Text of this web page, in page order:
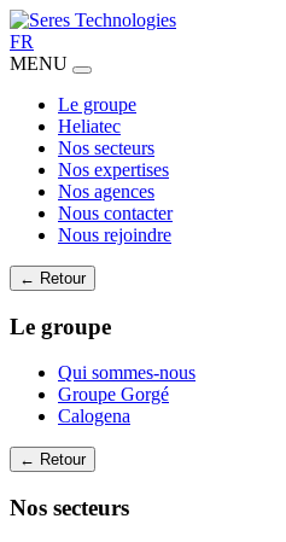
FR
MENU
Le groupe
Heliatec
Nos secteurs
Nos expertises
Nos agences
Nous contacter
Nous rejoindre
← Retour
Le groupe
Qui sommes-nous
Groupe Gorgé
Calogena
← Retour
Nos secteurs